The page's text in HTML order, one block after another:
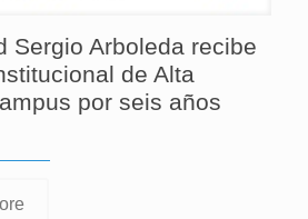
Sergio Arboleda recibe
de Alta
por seis años